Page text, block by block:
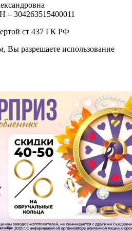
304263515400011
ст 437 ГК РФ
Вы разрешаете использование